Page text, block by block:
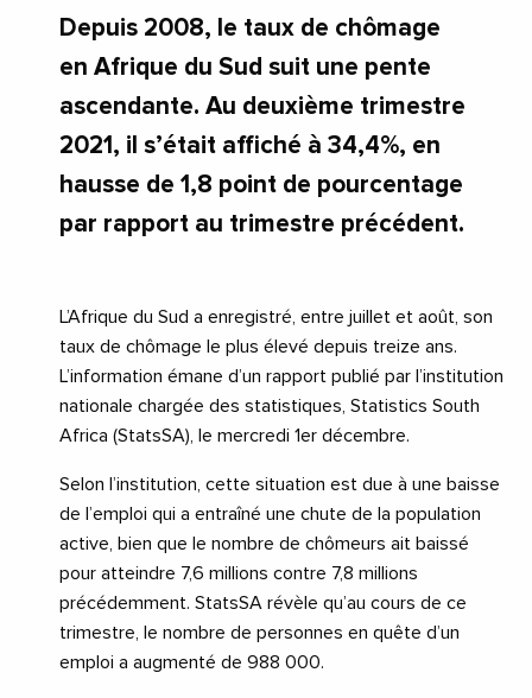
Depuis 2008, le taux de chômage
en Afrique du Sud suit une pente
ascendante. Au deuxième trimestre
2021, il s’était affiché à 34,4%, en
hausse de 1,8 point de pourcentage
par rapport au trimestre précédent.
L’Afrique du Sud a enregistré, entre juillet et août, son
taux de chômage le plus élevé depuis treize ans.
L’information émane d’un rapport publié par l’institution
nationale chargée des statistiques, Statistics South
Africa (StatsSA), le mercredi 1er décembre.
Selon l’institution, cette situation est due à une baisse
de l’emploi qui a entraîné une chute de la population
active, bien que le nombre de chômeurs ait baissé
pour atteindre 7,6 millions contre 7,8 millions
précédemment. StatsSA révèle qu’au cours de ce
trimestre, le nombre de personnes en quête d’un
emploi a augmenté de 988 000.